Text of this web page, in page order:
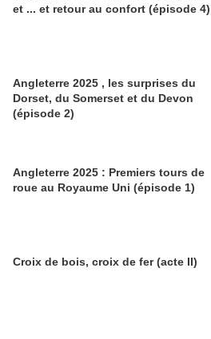
et ... et retour au confort (épisode 4)
Angleterre 2025 , les surprises du
Dorset, du Somerset et du Devon
(épisode 2)
Angleterre 2025 : Premiers tours de
roue au Royaume Uni (épisode 1)
Croix de bois, croix de fer (acte II)